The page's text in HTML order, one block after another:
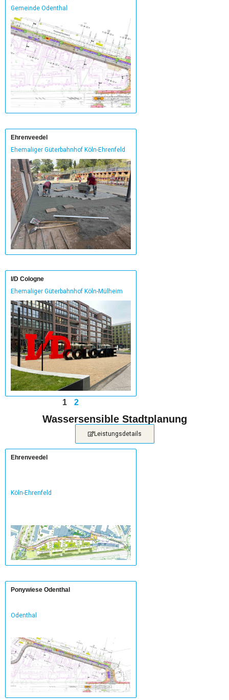
Gemeinde Odenthal
Ehrenveedel
Ehemaliger Güterbahnhof Köln-Ehrenfeld
I/D Cologne
Ehemaliger Güterbahnhof Köln-Mülheim
1 2
Wassersensible Stadtplanung
Leistungsdetails
Ehrenveedel
Köln-Ehrenfeld
Ponywiese Odenthal
Odenthal